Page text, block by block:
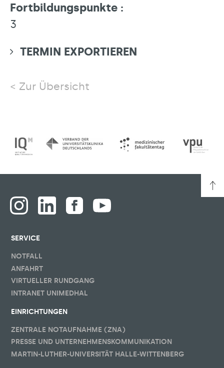
Fortbildungspunkte :
3
TERMIN EXPORTIEREN
Zur Übersicht
SERVICE
NOTFALL
ANFAHRT
VIRTUELLER RUNDGANG
INTRANET UNIMEDHAL
EINRICHTUNGEN
ZENTRALE NOTAUFNAHME (ZNA)
PRESSE UND UNTERNEHMENSKOMMUNIKATION
MARTIN-LUTHER-UNIVERSITÄT HALLE-WITTENBERG